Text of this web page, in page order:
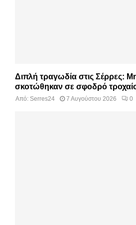
Διπλή τραγωδία στις Σέρρες:
σκοτώθηκαν σε σφοδρό
Από: Serres24 7 Αυγούστου 2026 0